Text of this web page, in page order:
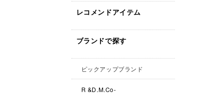
レコメンドアイテム
ブランドで探す
ピックアップブランド
R &D.M.Co-